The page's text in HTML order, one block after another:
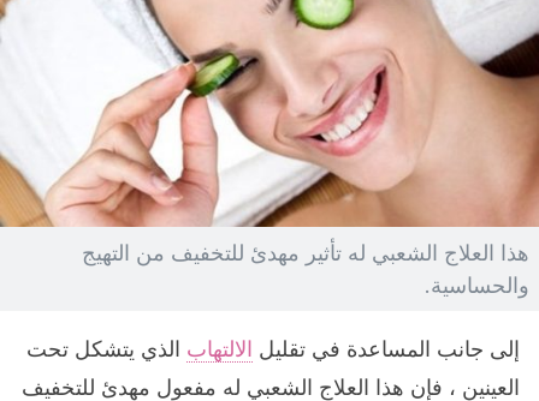
هذا العلاج الشعبي له تأثير مهدئ للتخفيف من التهيج
والحساسية.
إلى جانب المساعدة في تقليل الالتهاب الذي يتشكل تحت
العينين ، فإن هذا العلاج الشعبي له مفعول مهدئ للتخفيف